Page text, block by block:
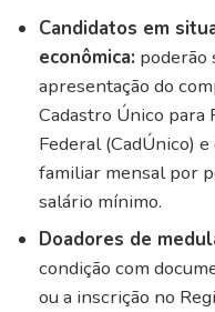
Candidatos em
econômica: poderão
apresentação do
Cadastro Único para
Federal (CadÚnico)
familiar mensal por
salário mínimo.
Doadores de
condição com
ou a inscrição no